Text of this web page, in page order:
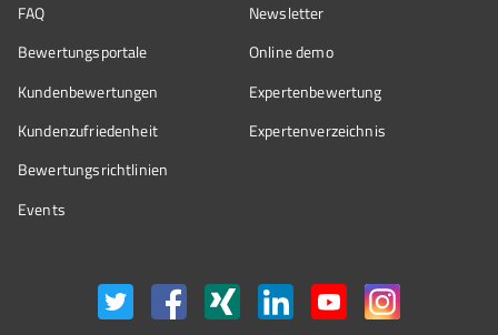
FAQ
Bewertungsportale
Kundenbewertungen
Kundenzufriedenheit
Bewertungs­richtlinien
Events
Newsletter
Online demo
Expertenbewertung
Expertenverzeichnis